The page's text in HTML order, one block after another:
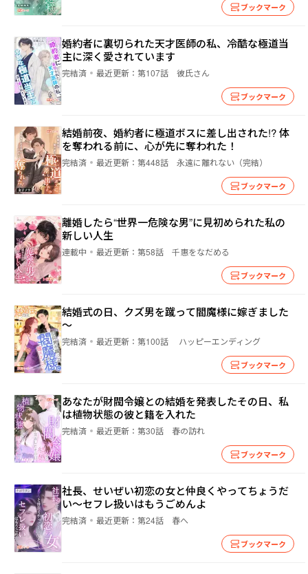
ブックマーク
婚約者に裏切られた天才医師の私、冷酷な極道当
主に深く愛されています
完結済 最近更新： 第107話 彼氏さん
ブックマーク
結婚前夜、婚約者に極道ボスに差し出された!? 体
を奪われる前に、心が先に奪われた！
完結済 最近更新： 第448話 永遠に離れない（完結）
ブックマーク
離婚したら“世界一危険な男”に見初められた私の
新しい人生
連載中 最近更新： 第58話 千惠をなだめる
ブックマーク
結婚式の日、クズ男を蹴って閻魔様に嫁ぎました
～
完結済 最近更新： 第100話 ハッピーエンディング
ブックマーク
あなたが財閥令嬢との結婚を発表したその日、私
は植物状態の彼と籍を入れた
完結済 最近更新： 第30話 春の訪れ
ブックマーク
社長、せいぜい初恋の女と仲良くやってちょうだ
い～セフレ扱いはもうごめんよ
完結済 最近更新： 第24話 春へ
ブックマーク